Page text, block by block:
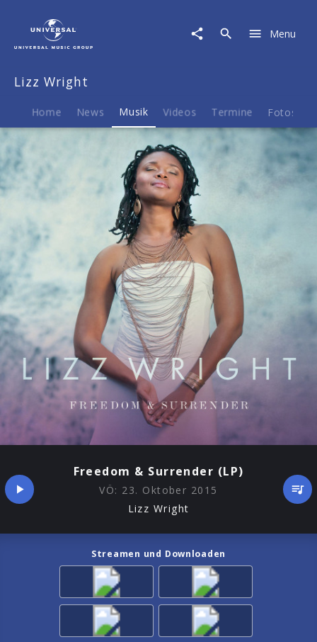
Musik
Freedom
Surrender
(LP)
Menu
Lizz Wright
Home News Musik Videos Termine Fotos
Freedom & Surrender (LP)
VÖ: 23. Oktober 2015
Lizz Wright
Streamen und Downloaden